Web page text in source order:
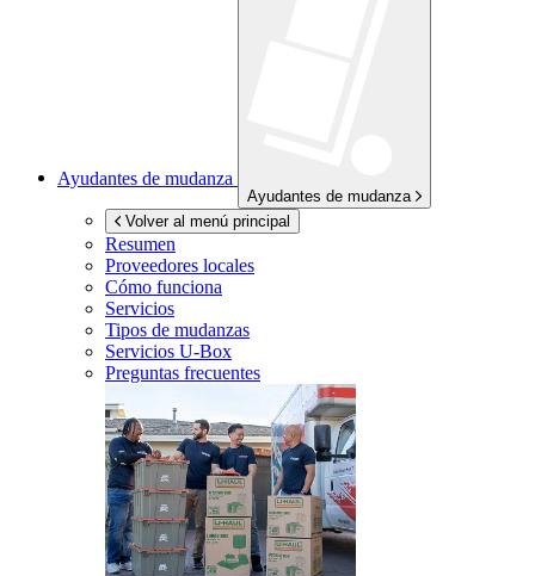
Ayudantes de mudanza
Ayudantes de mudanza
Volver al menú principal
Resumen
Proveedores locales
Cómo funciona
Servicios
Tipos de mudanzas
Servicios U-Box
Preguntas frecuentes